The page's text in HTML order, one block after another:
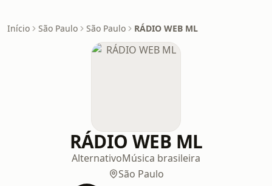
Início São Paulo São Paulo RÁDIO WEB ML
RÁDIO WEB ML
AlternativoMúsica brasileira
São Paulo